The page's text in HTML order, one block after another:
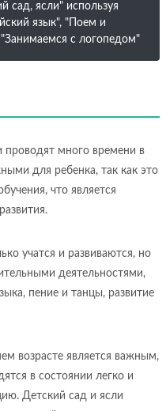
сад, ясли" используя
язык", "Поем и
с логопедом"
проводят много времени в
для ребенка, так как это
что является
учатся и развиваются, но
деятельностями,
пение и танцы, развитие
возрасте является важным,
в состоянии легко и
Детский сад и ясли